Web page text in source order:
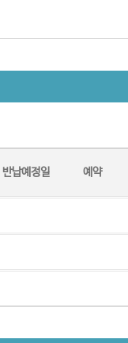
반납예정일 예약